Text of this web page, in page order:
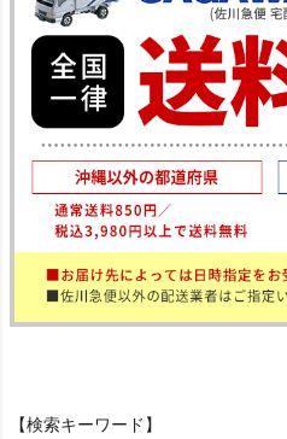
【検索キーワード】